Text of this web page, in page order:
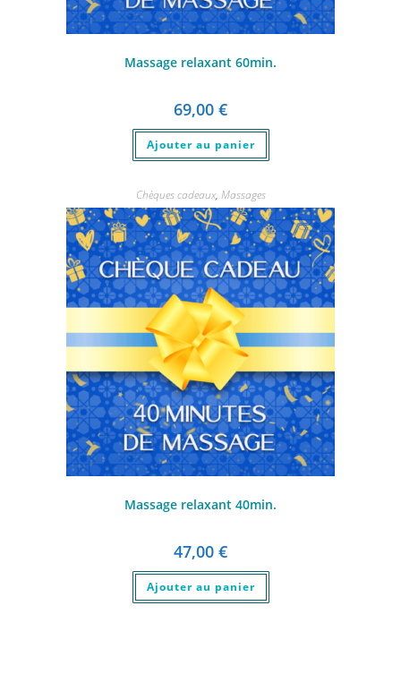
Massage relaxant 60min.
69,00 €
Ajouter au panier
Chèques cadeaux, Massages
Massage relaxant 40min.
47,00 €
Ajouter au panier